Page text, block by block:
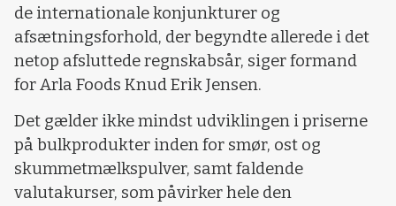
de internationale konjunkturer og
afsætningsforhold, der begyndte allerede i det
netop afsluttede regnskabsår, siger formand
for Arla Foods Knud Erik Jensen.
Det gælder ikke mindst udviklingen i priserne
på bulkprodukter inden for smør, ost og
skummetmælkspulver, samt faldende
valutakurser, som påvirker hele den